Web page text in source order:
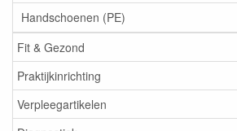
Handschoenen (PE)
Fit & Gezond
Praktijkinrichting
Verpleegartikelen